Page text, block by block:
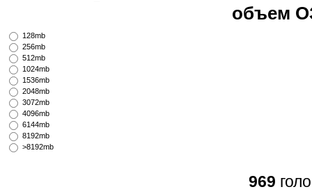
объем
128mb
256mb
512mb
1024mb
1536mb
2048mb
3072mb
4096mb
6144mb
8192mb
>8192mb
969